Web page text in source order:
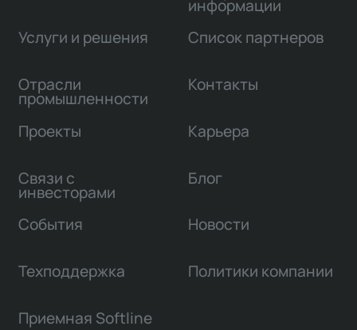
Услуги и решения
Отрасли
промышленности
Проекты
Связи с
инвесторами
информации
Список партнеров
Контакты
Карьера
Блог
События Новости
Техподдержка Политики компании
Приемная Softline